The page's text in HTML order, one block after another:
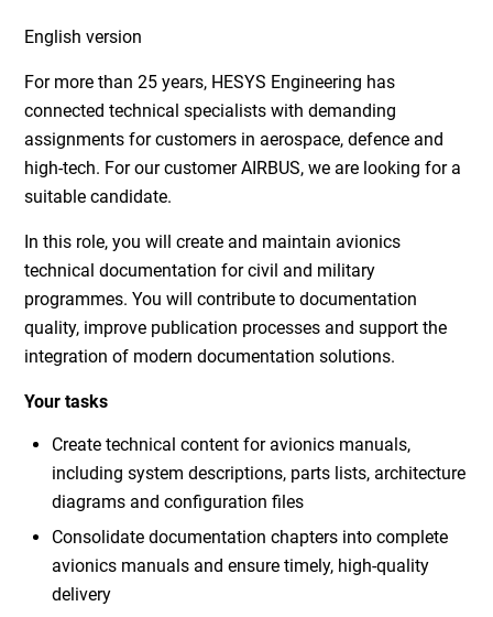
English version
For more than 25 years, HESYS Engineering has
connected technical specialists with demanding
assignments for customers in aerospace, defence and
high-tech. For our customer AIRBUS, we are looking for a
suitable candidate.
In this role, you will create and maintain avionics
technical documentation for civil and military
programmes. You will contribute to documentation
quality, improve publication processes and support the
integration of modern documentation solutions.
Your tasks
Create technical content for avionics manuals,
including system descriptions, parts lists, architecture
diagrams and configuration files
Consolidate documentation chapters into complete
avionics manuals and ensure timely, high-quality
delivery